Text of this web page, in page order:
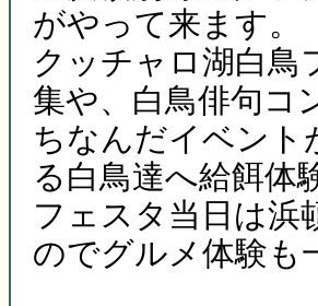
がやって来ます。
クッチャロ湖白鳥
集や、白鳥俳句コ
ちなんだイベント
る白鳥達へ給餌体
フェスタ当日は浜
のでグルメ体験も